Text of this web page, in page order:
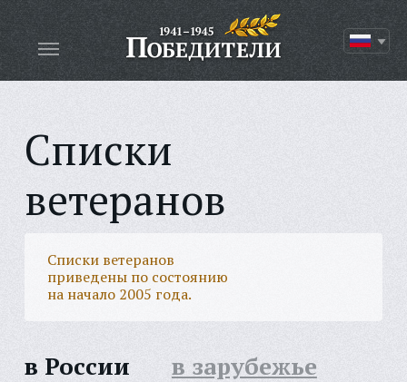
Списки
ветеранов
Списки ветеранов
приведены по состоянию
на начало 2005 года.
в России в зарубежье